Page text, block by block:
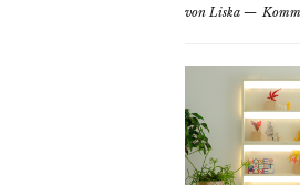
von Liska